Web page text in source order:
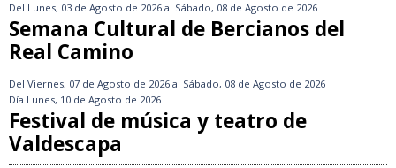
Del Lunes, 03 de Agosto de 2026 al Sábado, 08 de Agosto de 2026
Semana Cultural de Bercianos del
Real Camino
Del Viernes, 07 de Agosto de 2026 al Sábado, 08 de Agosto de 2026
Día Lunes, 10 de Agosto de 2026
Festival de música y teatro de
Valdescapa